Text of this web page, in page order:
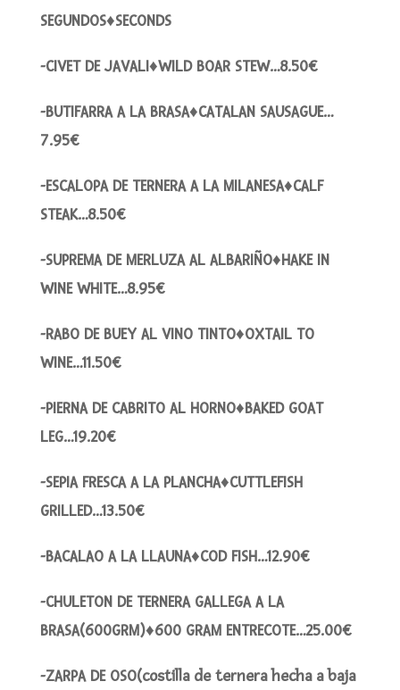
SEGUNDOS♦SECONDS
-CIVET DE JAVALI♦WILD BOAR STEW…8.50€
-BUTIFARRA A LA BRASA♦CATALAN SAUSAGUE…
7.95€
-ESCALOPA DE TERNERA A LA MILANESA♦CALF
STEAK…8.50€
-SUPREMA DE MERLUZA AL ALBARIÑO♦HAKE IN
WINE WHITE…8.95€
-RABO DE BUEY AL VINO TINTO♦OXTAIL TO
WINE…11.50€
-PIERNA DE CABRITO AL HORNO♦BAKED GOAT
LEG…19.20€
-SEPIA FRESCA A LA PLANCHA♦CUTTLEFISH
GRILLED…13.50€
-BACALAO A LA LLAUNA♦COD FISH…12.90€
-CHULETON DE TERNERA GALLEGA A LA
BRASA(600GRM)♦600 GRAM ENTRECOTE…25.00€
-ZARPA DE OSO(costilla de ternera hecha a baja